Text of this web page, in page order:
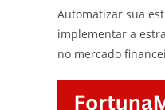
Automatizar sua
implementar a
no mercado